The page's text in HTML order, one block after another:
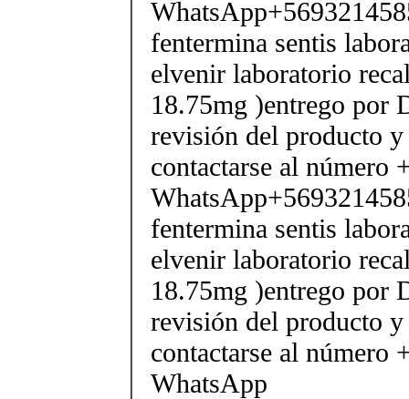
fentermina sentis
elvenir laboratorio
18.75mg )entrego por
revisión del producto
contactarse al número
fentermina sentis
elvenir laboratorio
18.75mg )entrego por
revisión del producto
contactarse al número
WhatsApp